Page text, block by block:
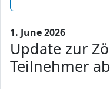
1. June 2026
Update zur
Teilnehmer